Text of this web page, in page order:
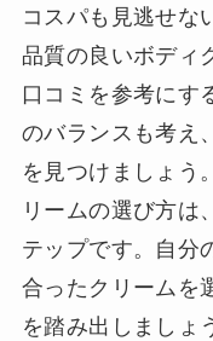
コスパも見逃せな
品質の良いボディ
口コミを参考にす
のバランスも考え
を見つけましょう
リームの選び方は
テップです。自分
合ったクリームを
を踏み出しましょ